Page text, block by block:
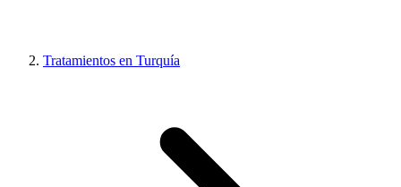
Tratamientos en Turquía